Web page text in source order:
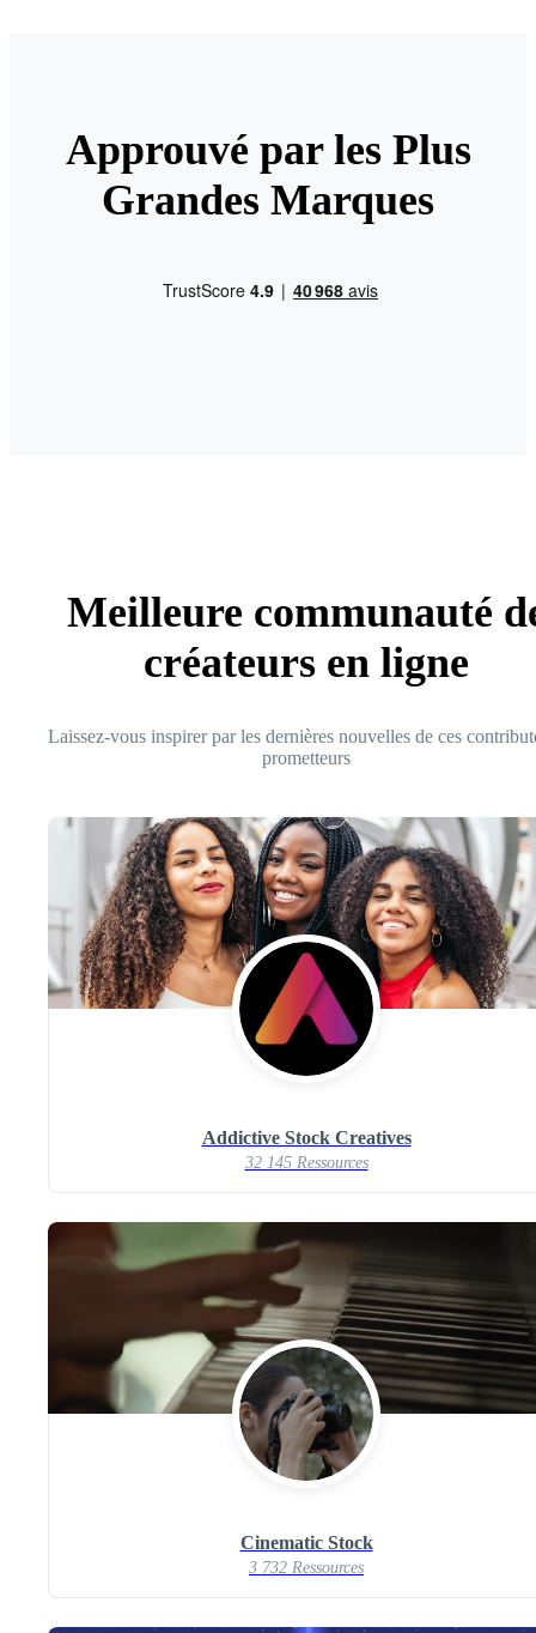
Approuvé par les Plus
Grandes Marques
Meilleure communauté
créateurs en ligne
Laissez-vous inspirer par les dernières nouvelles de ces
prometteurs
Addictive Stock Creatives
32 145 Ressources
Cinematic Stock
3 732 Ressources